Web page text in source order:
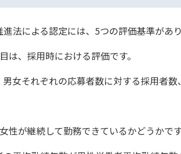
法による認定には、5つの評価基準があり
は、採用時における評価です。
女それぞれの応募者数に対する採用者
性が継続して勤務できているかどうかです